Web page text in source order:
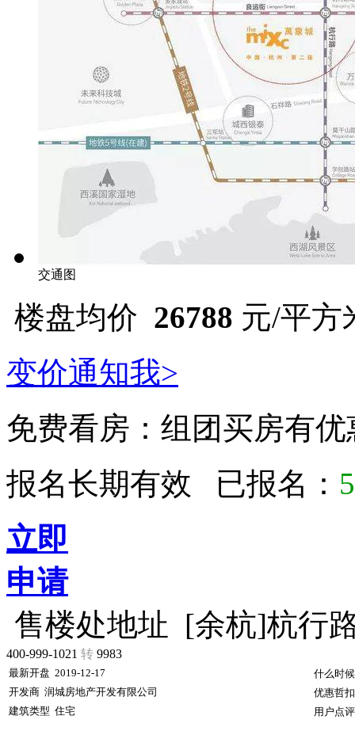
交通图
楼盘均价 26788 元/平方
变价通知我>
免费看房： 组团买房有
报名长期有效 已报名：
立即
申请
售楼处地址 [余杭]杭行
400-999-1021 转 9983
最新开盘 2019-12-17
什么时
开发商 润城房地产开发有限公司
优惠哲扣
建筑类型 住宅 用户点评